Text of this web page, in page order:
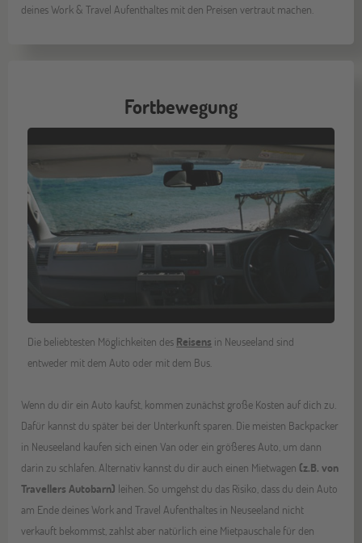
deines Work & Travel Aufenthaltes mit den Preisen vertraut machen.
Fortbewegung
Die beliebtesten Möglichkeiten des Reisens in Neuseeland sind
entweder mit dem Auto oder mit dem Bus.
Wenn du dir ein Auto kaufst, kommen zunächst große Kosten auf dich zu.
Dafür kannst du später bei der Unterkunft sparen. Die meisten Backpacker
in Neuseeland kaufen sich einen Van oder ein größeres Auto, um dann
darin zu schlafen. Alternativ kannst du dir auch einen Mietwagen (z.B. von
Travellers Autobarn) leihen. So umgehst du das Risiko, dass du dein Auto
am Ende deines Work and Travel Aufenthaltes in Neuseeland nicht
verkauft bekommst, zahlst aber natürlich eine Mietpauschale für den